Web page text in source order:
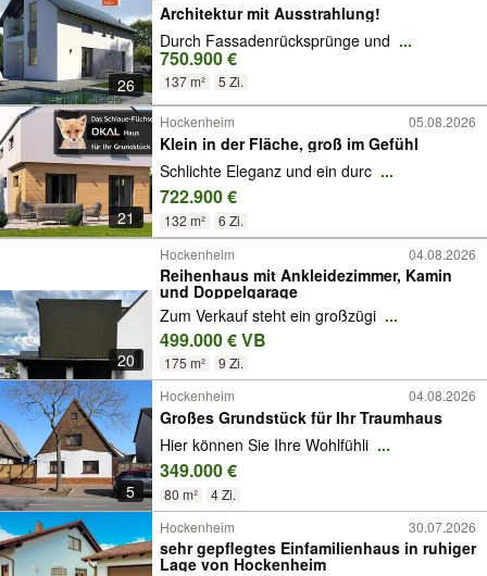
26
Architektur mit Ausstrahlung!
Durch Fassadenrücksprünge und ...
750.900 €
137 m² 5 Zi.
21
Hockenheim 05.08.2026
Klein in der Fläche, groß im Gefühl
Schlichte Eleganz und ein durc ...
722.900 €
132 m² 6 Zi.
20
Hockenheim 04.08.2026
Reihenhaus mit Ankleidezimmer, Kamin
und Doppelgarage
Zum Verkauf steht ein großzügi ...
499.000 € VB
175 m² 9 Zi.
5
Hockenheim 04.08.2026
Großes Grundstück für Ihr Traumhaus
Hier können Sie Ihre Wohlfühli ...
349.000 €
80 m² 4 Zi.
Hockenheim 30.07.2026
sehr gepflegtes Einfamilienhaus in ruhiger
Lage von Hockenheim